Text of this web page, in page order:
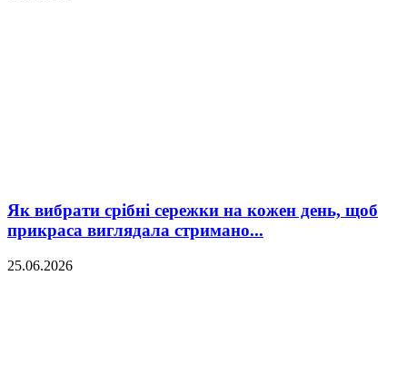
Як вибрати срібні сережки на кожен день, щоб
прикраса виглядала стримано...
25.06.2026